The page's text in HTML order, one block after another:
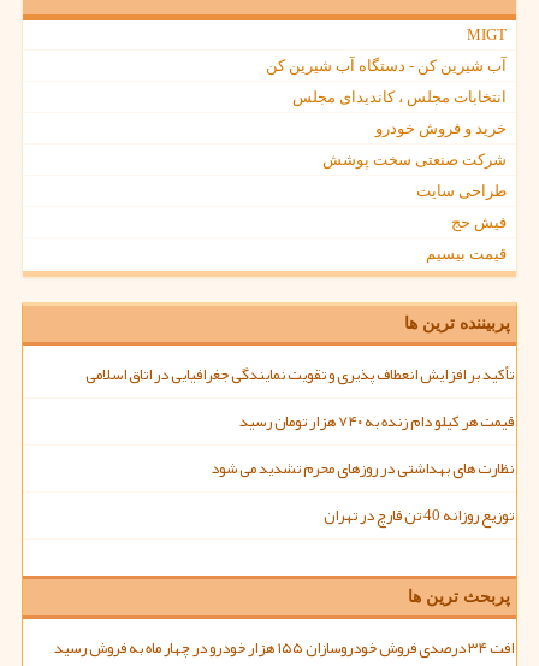
MIGT
آب شیرین کن - دستگاه آب شیرین کن
انتخابات مجلس ، کاندیدای مجلس
خرید و فروش خودرو
شرکت صنعتی سخت پوشش
طراحی سایت
فیش حج
قیمت بیسیم
پربیننده ترین ها
تأکید بر افزایش انعطاف پذیری و تقویت نمایندگی جغرافیایی در اتاق اسلامی
قیمت هر کیلو دام زنده به ۷۴۰ هزار تومان رسید
نظارت های بهداشتی در روزهای محرم تشدید می شود
توزیع روزانه 40 تن قارچ در تهران
پربحث ترین ها
افت ۳۴ درصدی فروش خودروسازان ۱۵۵ هزار خودرو در چهار ماه به فروش رسید